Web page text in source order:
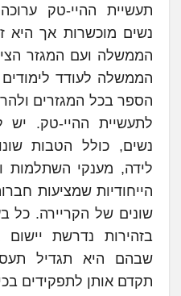
תעשיית ההיי-טק
נשים מוכשרות אך היא
הממשלה ועם המגזר
הממשלה לעודד לימודים
הספר בכל המגזרים
לתעשיית ההיי-טק. יש
נשים, כולל הטבות
לידה, מענקי השתלמות
הייחודיות שמציעות
שונים של הקריירה. כל
בזהירות נדרשת
שבהם היא תגדיל
תקדם אותן לתפקידים